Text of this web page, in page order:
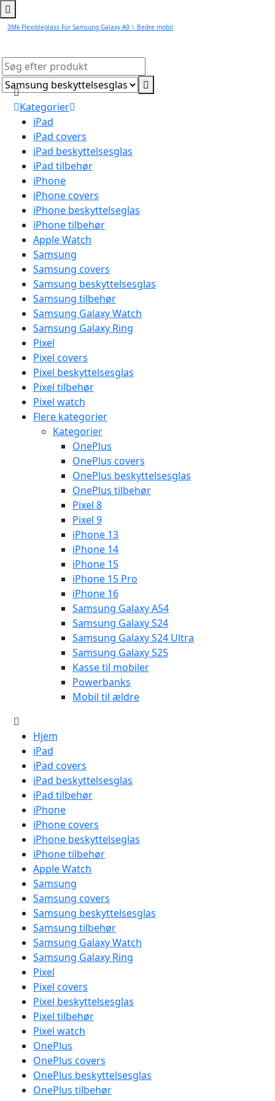
3Mk Flexibleglass For Samsung Galaxy A9 | Bedre mobil
Kategorier
iPad
iPad covers
iPad beskyttelsesglas
iPad tilbehør
iPhone
iPhone covers
iPhone beskyttelseglas
iPhone tilbehør
Apple Watch
Samsung
Samsung covers
Samsung beskyttelsesglas
Samsung tilbehør
Samsung Galaxy Watch
Samsung Galaxy Ring
Pixel
Pixel covers
Pixel beskyttelsesglas
Pixel tilbehør
Pixel watch
Flere kategorier
Kategorier
OnePlus
OnePlus covers
OnePlus beskyttelsesglas
OnePlus tilbehør
Pixel 8
Pixel 9
iPhone 13
iPhone 14
iPhone 15
iPhone 15 Pro
iPhone 16
Samsung Galaxy A54
Samsung Galaxy S24
Samsung Galaxy S24 Ultra
Samsung Galaxy S25
Kasse til mobiler
Powerbanks
Mobil til ældre
Hjem
iPad
iPad covers
iPad beskyttelsesglas
iPad tilbehør
iPhone
iPhone covers
iPhone beskyttelseglas
iPhone tilbehør
Apple Watch
Samsung
Samsung covers
Samsung beskyttelsesglas
Samsung tilbehør
Samsung Galaxy Watch
Samsung Galaxy Ring
Pixel
Pixel covers
Pixel beskyttelsesglas
Pixel tilbehør
Pixel watch
OnePlus
OnePlus covers
OnePlus beskyttelsesglas
OnePlus tilbehør